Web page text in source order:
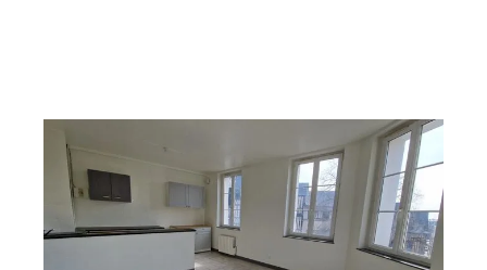
ROUEN 76
38,33 m
, 2 pièces
Ref : 8257
Appartement F2 à louer